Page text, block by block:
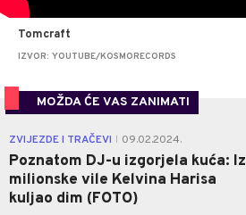
Tomcraft
IZVOR: YOUTUBE/KOSMORECORDS
MOŽDA ĆE VAS ZANIMATI
ZVIJEZDE I TRAČEVI 09.02.2024.
Poznatom DJ-u izgorjela kuća: Iz
milionske vile Kelvina Harisa
kuljao dim (FOTO)